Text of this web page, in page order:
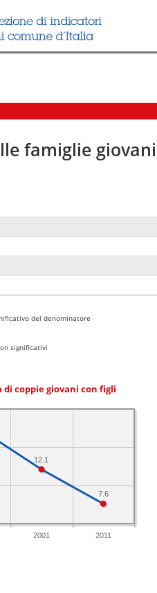
famiglie giovani
del denominatore
significativi
di coppie giovani con figli
2001 2011
7.6
12.1